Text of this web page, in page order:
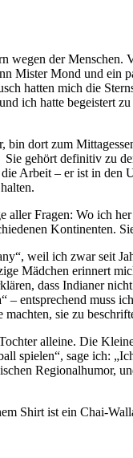
wegen der Menschen.
Mister Mond und ein
hatten mich die
ich hatte begeistert
dort zum
gehört definitiv zu
Arbeit – er ist in den
Fragen: Wo ich
Kontinenten.
weil ich zwar seit
Mädchen erinnert
dass Indianer
entsprechend muss
sie zu
alleine. Die
spielen“, sage ich:
Regionalhumor,
Shirt ist ein Chai-